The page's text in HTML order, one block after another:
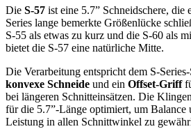
Die S-57 ist eine 5.7” Schneidschere, die
Series lange bemerkte Größenlücke
S-55 als etwas zu kurz und die S-60 als
bietet die S-57 eine natürliche Mitte.
Die Verarbeitung entspricht dem S-
konvexe Schneide und ein Offset-Griff
bei längeren Schnitteinsätzen. Die
für die 5.7”-Länge optimiert, um Balance
Leistung in allen Schnittwinkel zu